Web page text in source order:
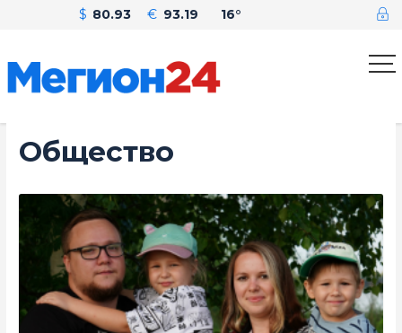
$ 80.93 € 93.19 16°
Общество